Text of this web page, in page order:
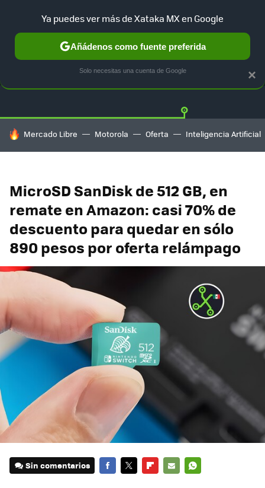
GUÍA DE COMPRAS MERCADO LIBRE
HOY SE HABLA DE
Mercado Libre Motorola Oferta Inteligencia Artificial
MicroSD SanDisk de 512 GB, en
remate en Amazon: casi 70% de
descuento para quedar en sólo
890 pesos por oferta relámpago
Sin comentarios
×
Ya puedes ver más de Xataka MX en Google
Añádenos como fuente preferida
Solo necesitas una cuenta de Google